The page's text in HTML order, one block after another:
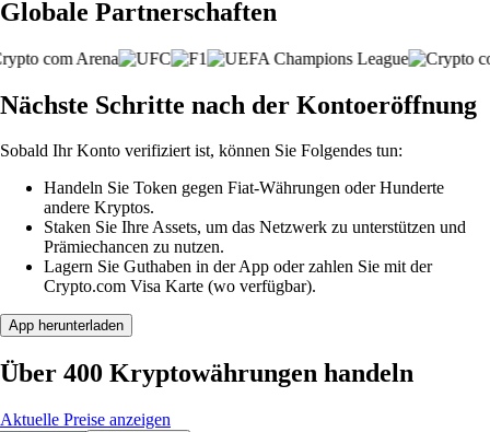
Globale Partnerschaften
Nächste Schritte nach der Kontoeröffnung
Sobald Ihr Konto verifiziert ist, können Sie Folgendes tun:
Handeln Sie Token gegen Fiat-Währungen oder Hunderte
andere Kryptos.
Staken Sie Ihre Assets, um das Netzwerk zu unterstützen und
Prämiechancen zu nutzen.
Lagern Sie Guthaben in der App oder zahlen Sie mit der
Crypto.com Visa Karte (wo verfügbar).
App herunterladen
Über 400 Kryptowährungen handeln
Aktuelle Preise anzeigen